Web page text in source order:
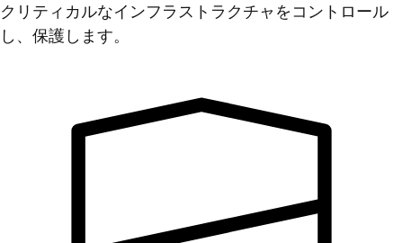
クリティカルなインフラストラクチャをコントロール
し、保護します。